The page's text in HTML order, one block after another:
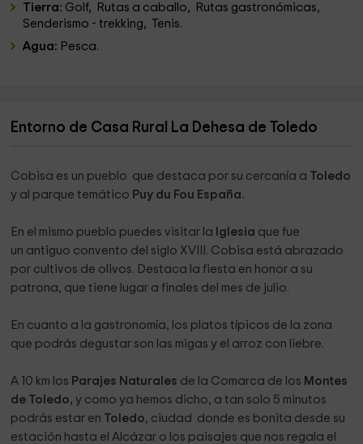
Tierra: Golf, Rutas a caballo, Rutas gastronómicas,
Senderismo - trekking, Tenis.
Agua: Pesca.
Entorno de Casa Rural La Dehesa de Toledo
Cobisa es un pueblo que destaca por su cercanía a Toledo
y al parque temático Puy du Fou España.
En el mismo pueblo puedes visitar la Iglesia que fue
un antiguo convento del siglo XVIII. Cobisa está abrazado
por cultivos de olivos. Destaca la fiesta en honor a su
patrona, que tiene lugar a finales del mes de julio.
En cuanto a la gastronomía, los platos típicos de la zona
que podrás degustar son las migas y el arroz con liebre.
A 10 km los Parajes Naturales de la Comarca de los Montes
de Toledo, y como ya hemos dicho, a tan solo 5 minutos
podrás estar en Toledo, ciudad donde es bonita desde su
estación hasta el Alcázar o los paisajes que nos regala el